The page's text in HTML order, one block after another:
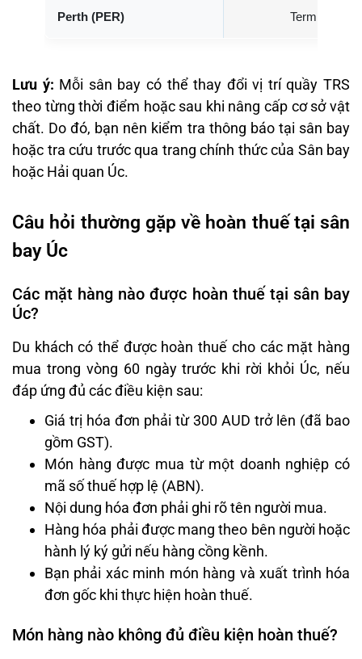
Perth (PER) Terminal 1
Lưu ý: Mỗi sân bay có thể thay đổi vị trí quầy TRS
theo từng thời điểm hoặc sau khi nâng cấp cơ sở vật
chất. Do đó, bạn nên kiểm tra thông báo tại sân bay
hoặc tra cứu trước qua trang chính thức của Sân bay
hoặc Hải quan Úc.
Câu hỏi thường gặp về hoàn thuế tại sân
bay Úc
Các mặt hàng nào được hoàn thuế tại sân bay
Úc?
Du khách có thể được hoàn thuế cho các mặt hàng
mua trong vòng 60 ngày trước khi rời khỏi Úc, nếu
đáp ứng đủ các điều kiện sau:
Giá trị hóa đơn phải từ 300 AUD trở lên (đã bao
gồm GST).
Món hàng được mua từ một doanh nghiệp có
mã số thuế hợp lệ (ABN).
Nội dung hóa đơn phải ghi rõ tên người mua.
Hàng hóa phải được mang theo bên người hoặc
hành lý ký gửi nếu hàng cồng kềnh.
Bạn phải xác minh món hàng và xuất trình hóa
đơn gốc khi thực hiện hoàn thuế.
Món hàng nào không đủ điều kiện hoàn thuế?